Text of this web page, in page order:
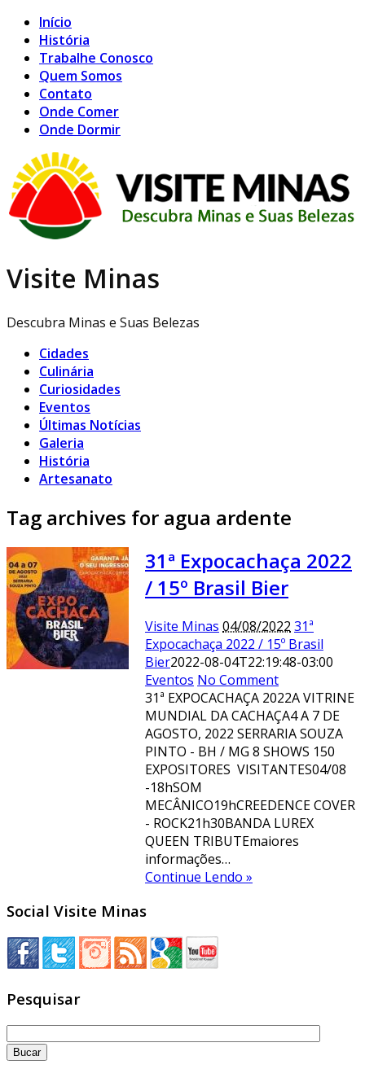
Início
História
Trabalhe Conosco
Quem Somos
Contato
Onde Comer
Onde Dormir
Visite Minas
Descubra Minas e Suas Belezas
Cidades
Culinária
Curiosidades
Eventos
Últimas Notícias
Galeria
História
Artesanato
Tag archives for agua ardente
31ª Expocachaça 2022
/ 15º Brasil Bier
Visite Minas 04/08/2022 31ª
Expocachaça 2022 / 15º Brasil
Bier2022-08-04T22:19:48-03:00
Eventos No Comment
31ª EXPOCACHAÇA 2022A VITRINE
MUNDIAL DA CACHAÇA4 A 7 DE
AGOSTO, 2022 SERRARIA SOUZA
PINTO - BH / MG 8 SHOWS 150
EXPOSITORES VISITANTES04/08
-18hSOM
MECÂNICO19hCREEDENCE COVER
- ROCK21h30BANDA LUREX
QUEEN TRIBUTEmaiores
informações…
Continue Lendo »
Social Visite Minas
Pesquisar